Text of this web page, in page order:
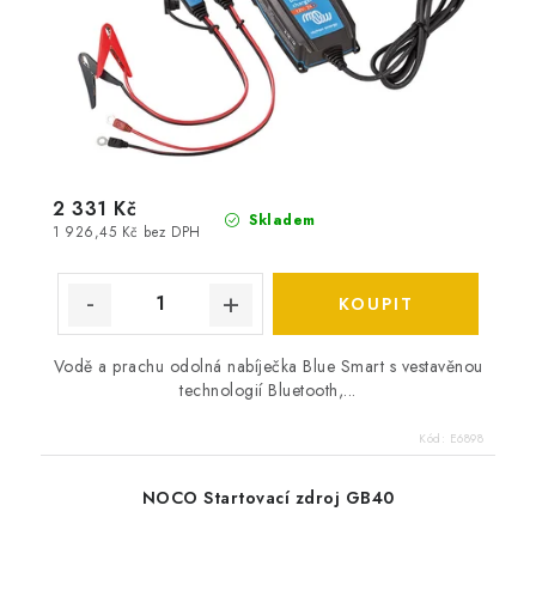
Skladem
1 926,45 Kč bez DPH
2 331 Kč
Vodě a prachu odolná nabíječka Blue Smart s vestavěnou
technologií Bluetooth,...
Kód: E6898
NOCO Startovací zdroj GB40